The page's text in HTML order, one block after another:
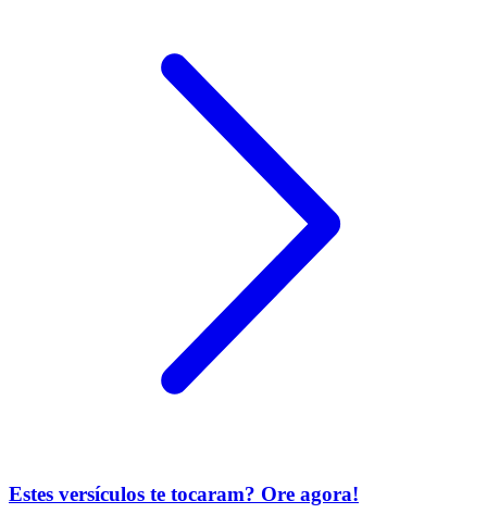
Estes versículos te tocaram? Ore agora!